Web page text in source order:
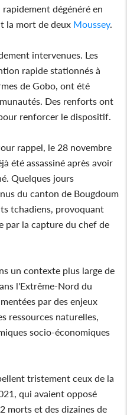
dégénéré en
la mort de deux Moussey.
intervenues. Les
rapide stationnés à
de Gobo, ont été
Des renforts ont
renforcer le dispositif.
rappel, le 28 novembre
été assassiné après avoir
Quelques jours
du canton de Bougdoum
tchadiens, provoquant
par la capture du chef de
un contexte plus large de
l'Extrême-Nord du
par des enjeux
ressources naturelles,
socio-économiques
tristement ceux de la
qui avaient opposé
morts et des dizaines de